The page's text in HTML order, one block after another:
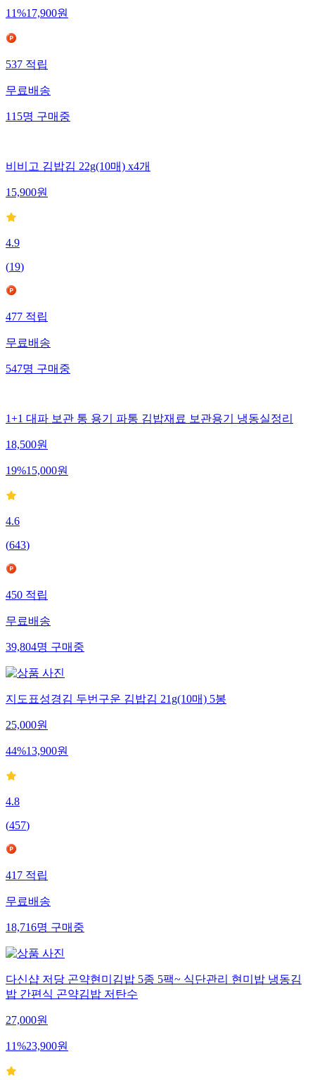
11%17,900원
537적립
무료배송
115명구매중
비비고 김밥김 22g(10매) x4개
15,900원
4.9
(19)
477적립
무료배송
547명구매중
1+1 대파 보관 통 용기 파통 김밥재료 보관용기 냉동실정리
18,500원
19%15,000원
4.6
(643)
450적립
무료배송
39,804명구매중
지도표성경김 두번구운 김밥김 21g(10매) 5봉
25,000원
44%13,900원
4.8
(457)
417적립
무료배송
18,716명구매중
다신샵 저당 곤약현미김밥 5종 5팩~ 식단관리 현미밥 냉동김
밥 간편식 곤약김밥 저탄수
27,000원
11%23,900원